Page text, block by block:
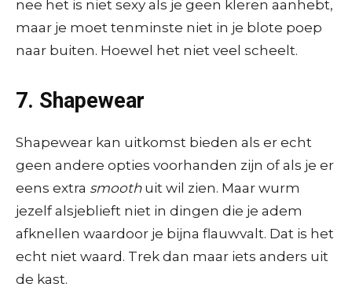
nee het is niet sexy als je geen kleren aanhebt,
maar je moet tenminste niet in je blote poep
naar buiten. Hoewel het niet veel scheelt.
7. Shapewear
Shapewear kan uitkomst bieden als er echt
geen andere opties voorhanden zijn of als je er
eens extra smooth uit wil zien. Maar wurm
jezelf alsjeblieft niet in dingen die je adem
afknellen waardoor je bijna flauwvalt. Dat is het
echt niet waard. Trek dan maar iets anders uit
de kast.